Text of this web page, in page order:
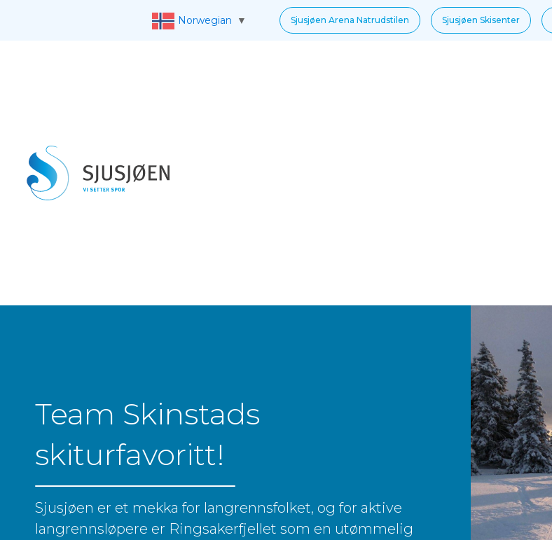
Norwegian ▼ Sjusjøen Arena Natrudstilen Sjusjøen Skisenter
Team Skinstads
skiturfavoritt!
Sjusjøen er et mekka for langrennsfolket, og for aktive
langrennsløpere er Ringsakerfjellet som en utømmelig